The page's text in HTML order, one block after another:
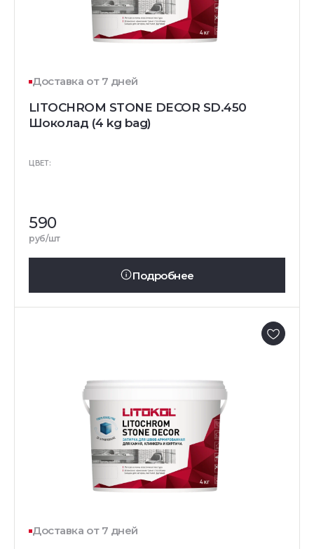
Доставка от 7 дней
LITOCHROM STONE DECOR SD.450
Шоколад (4 kg bag)
ЦВЕТ:
590
руб/шт
Подробнее
Доставка от 7 дней